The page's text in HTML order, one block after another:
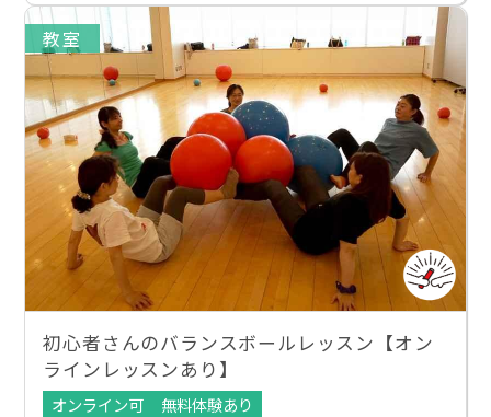
教室
初心者さんのバランスボールレッスン【オン
ラインレッスンあり】
オンライン可
無料体験あり